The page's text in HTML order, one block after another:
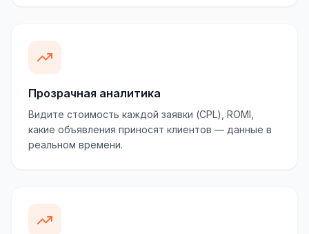
Прозрачная аналитика
Видите стоимость каждой заявки (CPL), ROMI,
какие объявления приносят клиентов — данные в
реальном времени.